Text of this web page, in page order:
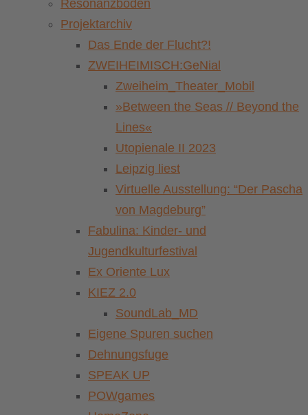
Resonanzboden
Projektarchiv
Das Ende der Flucht?!
ZWEIHEIMISCH:GeNial
Zweiheim_Theater_Mobil
»Between the Seas // Beyond the
Lines«
Utopienale II 2023
Leipzig liest
Virtuelle Ausstellung: “Der Pascha
von Magdeburg”
Fabulina: Kinder- und
Jugendkulturfestival
Ex Oriente Lux
KIEZ 2.0
SoundLab_MD
Eigene Spuren suchen
Dehnungsfuge
SPEAK UP
POWgames